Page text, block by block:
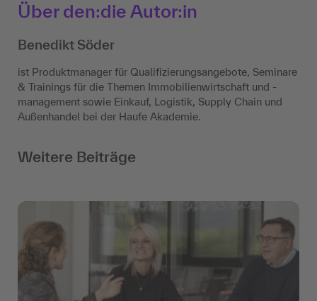
Über den:die Autor:in
Benedikt Söder
ist Produktmanager für Qualifizierungsangebote, Seminare
& Trainings für die Themen Immobilienwirtschaft und -
management sowie Einkauf, Logistik, Supply Chain und
Außenhandel bei der Haufe Akademie.
Weitere Beiträge